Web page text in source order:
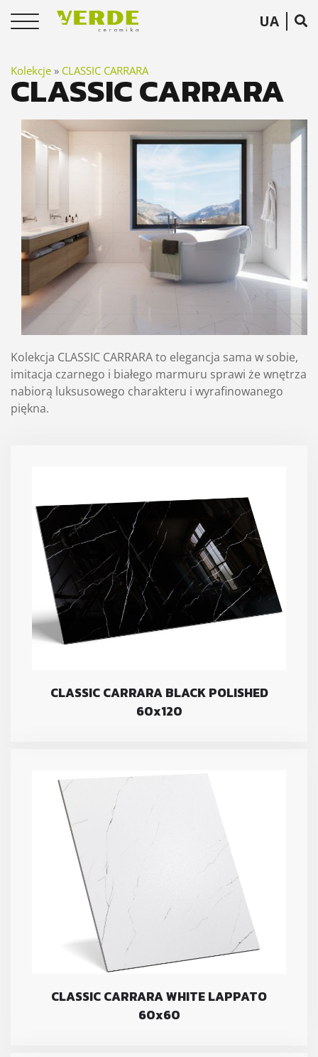
UA
CLASSIC CARRARA
Kolekcje » CLASSIC CARRARA
Kolekcja CLASSIC CARRARA to elegancja sama w sobie,
imitacja czarnego i białego marmuru sprawi że wnętrza
nabiorą luksusowego charakteru i wyrafinowanego
piękna.
CLASSIC CARRARA BLACK POLISHED
60x120
CLASSIC CARRARA WHITE LAPPATO
60x60